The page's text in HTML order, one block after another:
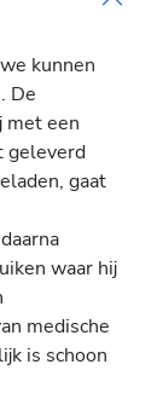
kunnen
De
met een
geleverd
gaat
waar hij
medische
is schoon